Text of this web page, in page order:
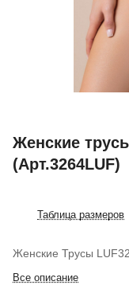
Женские
(Арт.3264LUF)
Таблица размеров
Женские Трусы
Все описание